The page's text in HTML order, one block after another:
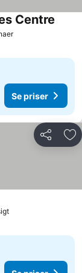
Se priser
Centre
Se priser
Del
Se priser